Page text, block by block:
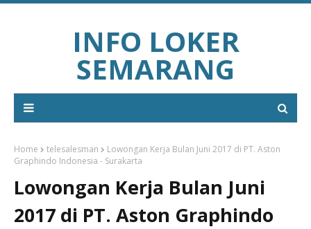
INFO LOKER
SEMARANG
Home telesalesman
Lowongan Kerja Bulan Juni 2017 di PT. Aston
Graphindo Indonesia - Surakarta
Lowongan Kerja Bulan Juni
2017 di PT. Aston Graphindo